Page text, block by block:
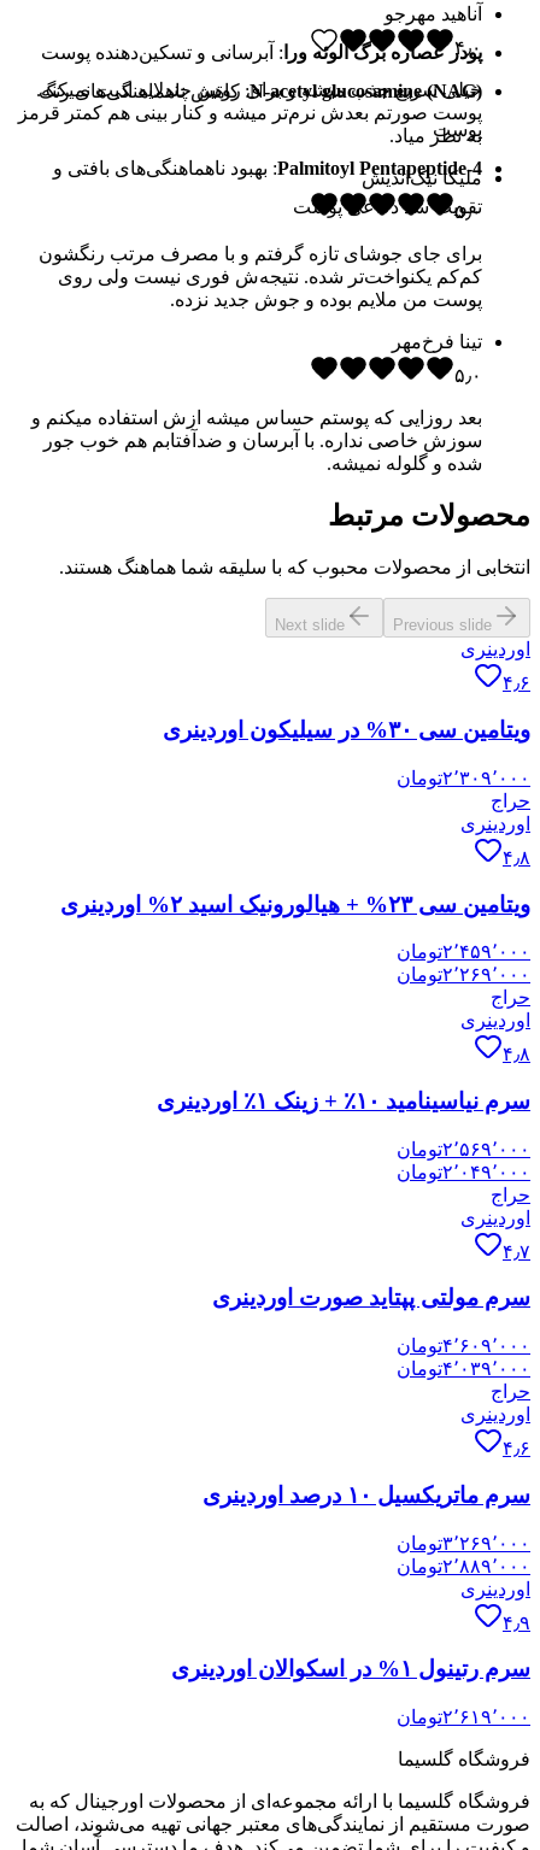
پودر عصاره برگ آلوئه ورا : آبرسانی و تسکین‌دهنده پوست
N-acetyl glucosamine (NAG): کاهش ناهماهنگی‌های رنگ
پوست
Palmitoyl Pentapeptide-4: بهبود ناهماهنگی‌های بافتی و
تقویت سد دفاعی پوست
آناهید مهرجو
۴٫۰
خیلی سریع جذب میشه و برای روتین چندلایه اذیت نمیکنه.
پوست صورتم بعدش نرم‌تر میشه و کنار بینی هم کمتر قرمز
به نظر میاد.
ملیکا نیک‌اندیش
۵٫۰
برای جای جوشای تازه گرفتم و با مصرف مرتب رنگشون
کم‌کم یکنواخت‌تر شده. نتیجه‌ش فوری نیست ولی روی
پوست من ملایم بوده و جوش جدید نزده.
تینا فرخ‌مهر
۵٫۰
بعد روزایی که پوستم حساس میشه ازش استفاده میکنم و
سوزش خاصی نداره. با آبرسان و ضدآفتابم هم خوب جور
شده و گلوله نمیشه.
محصولات مرتبط
انتخابی از محصولات محبوب که با سلیقه شما هماهنگ هستند.
Previous slide
Next slide
اوردینری
۴٫۶
ویتامین سی ۳۰% در سیلیکون اوردینری
۲٬۳۰۹٬۰۰۰تومان
حراج
اوردینری
۴٫۸
ویتامین سی ۲۳% + هیالورونیک اسید ۲% اوردینری
۲٬۴۵۹٬۰۰۰تومان
۲٬۲۶۹٬۰۰۰تومان
حراج
اوردینری
۴٫۸
سرم نیاسینامید ۱۰٪ + زینک ۱٪ اوردینری
۲٬۵۶۹٬۰۰۰تومان
۲٬۰۴۹٬۰۰۰تومان
حراج
اوردینری
۴٫۷
سرم مولتی پپتاید صورت اوردینری
۴٬۶۰۹٬۰۰۰تومان
۴٬۰۳۹٬۰۰۰تومان
حراج
اوردینری
۴٫۶
سرم ماتریکسیل ۱۰ درصد اوردینری
۳٬۲۶۹٬۰۰۰تومان
۲٬۸۸۹٬۰۰۰تومان
اوردینری
۴٫۹
سرم رتینول ۱% در اسکوالان اوردینری
۲٬۶۱۹٬۰۰۰تومان
فروشگاه گلسیما
فروشگاه گلسیما با ارائه مجموعه‌ای از محصولات اورجینال که به
صورت مستقیم از نمایندگی‌های معتبر جهانی تهیه می‌شوند، اصالت